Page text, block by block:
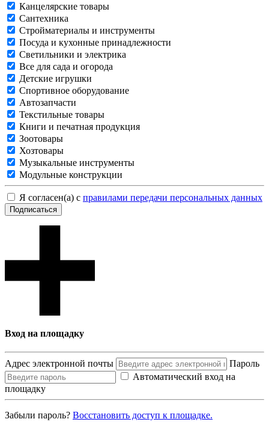
Канцелярские товары
Сантехника
Стройматериалы и инструменты
Посуда и кухонные принадлежности
Светильники и электрика
Все для сада и огорода
Детские игрушки
Спортивное оборудование
Автозапчасти
Текстильные товары
Книги и печатная продукция
Зоотовары
Хозтовары
Музыкальные инструменты
Модульные конструкции
Я согласен(а) с правилами передачи персональных данных
Подписаться
Вход на площадку
Адрес электронной почты
Пароль
Автоматический вход на
площадку
Забыли пароль? Восcтановить доступ к площадке.